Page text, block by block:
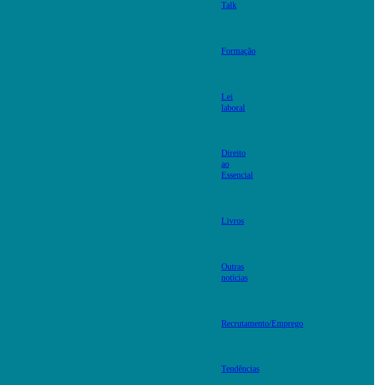
Talk
Formação
Lei
laboral
Direito
ao
Essencial
Livros
Outras
notícias
Recrutamento/Emprego
Tendências